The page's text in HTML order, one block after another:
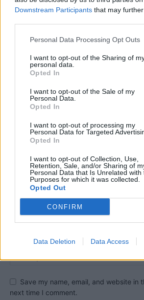
Downstream Participants that may
Personal Data Processing Opt Outs
I want to opt-out of the Sharing of
personal data.
Opted In
I want to opt-out of the Sale of my
Personal Data.
Opted In
I want to opt-out of processing my
Personal Data for Targeted
Opted In
I want to opt-out of Collection, Use,
Retention, Sale, and/or Sharing of
Personal Data that Is Unrelated with
Purposes for which it was collected.
Opted Out
CONFIRM
Data Deletion Data Access
Halál a Tresco-
HOZZÁSZÓLOK A CIKKHEZ
Save my name, email, and website in
next time I comment.